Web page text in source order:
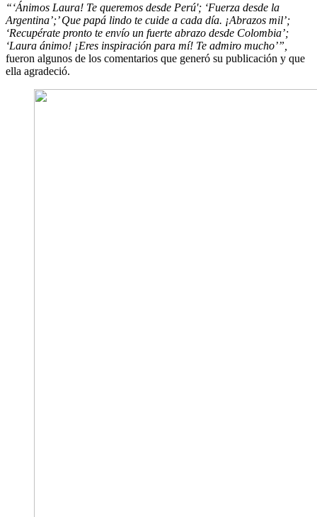
“‘Ánimos Laura! Te queremos desde Perú'; ‘Fuerza desde la
Argentina’;’ Que papá lindo te cuide a cada día. ¡Abrazos mil’;
‘Recupérate pronto te envío un fuerte abrazo desde Colombia’;
‘Laura ánimo! ¡Eres inspiración para mí! Te admiro mucho’”,
fueron algunos de los comentarios que generó su publicación y que
ella agradeció.